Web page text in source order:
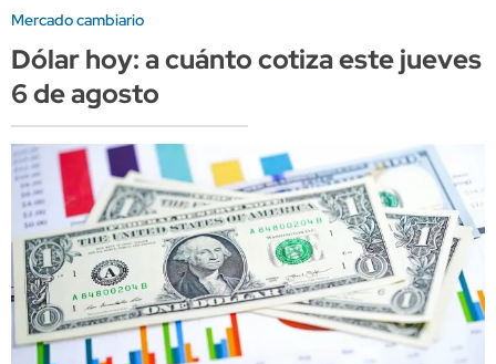
Mercado cambiario
Dólar hoy: a cuánto cotiza este jueves
6 de agosto